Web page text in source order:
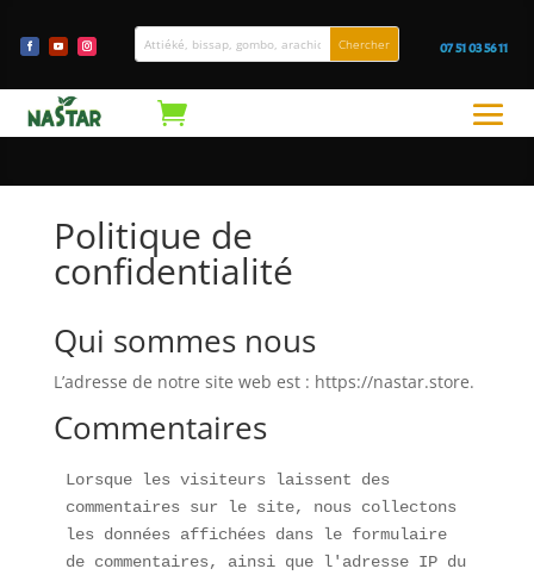
07 51 03 56 11
Politique de
confidentialité
Qui sommes nous
L’adresse de notre site web est : https://nastar.store.
Commentaires
Lorsque les visiteurs laissent des
commentaires sur le site, nous collectons
les données affichées dans le formulaire
de commentaires, ainsi que l'adresse IP du